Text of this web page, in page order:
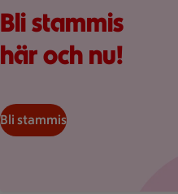
Bli stammis
här och nu!
Bli stammis